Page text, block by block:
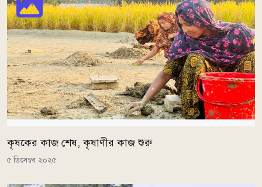
কৃষকের কাজ শেষ, কৃষাণীর কাজ শুরু
৫ ডিসেম্বর ২০২৫